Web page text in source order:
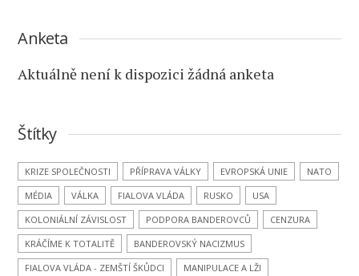
Anketa
Aktuálně není k dispozici žádná anketa
Štítky
KRIZE SPOLEČNOSTI PŘÍPRAVA VÁLKY EVROPSKÁ UNIE
NATO
MÉDIA
VÁLKA FIALOVA VLÁDA RUSKO
USA
KOLONIÁLNÍ ZÁVISLOST
PODPORA BANDEROVCŮ
CENZURA
KRÁČÍME K TOTALITĚ
BANDEROVSKÝ NACIZMUS
FIALOVA VLÁDA - ZEMŠTÍ ŠKŮDCI
MANIPULACE A LŽI